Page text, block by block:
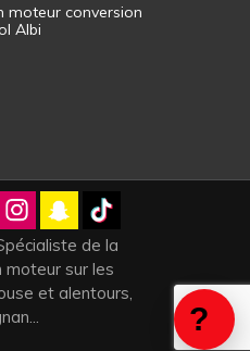
moteur conversion
Albi
de la
sur les
et alentours,